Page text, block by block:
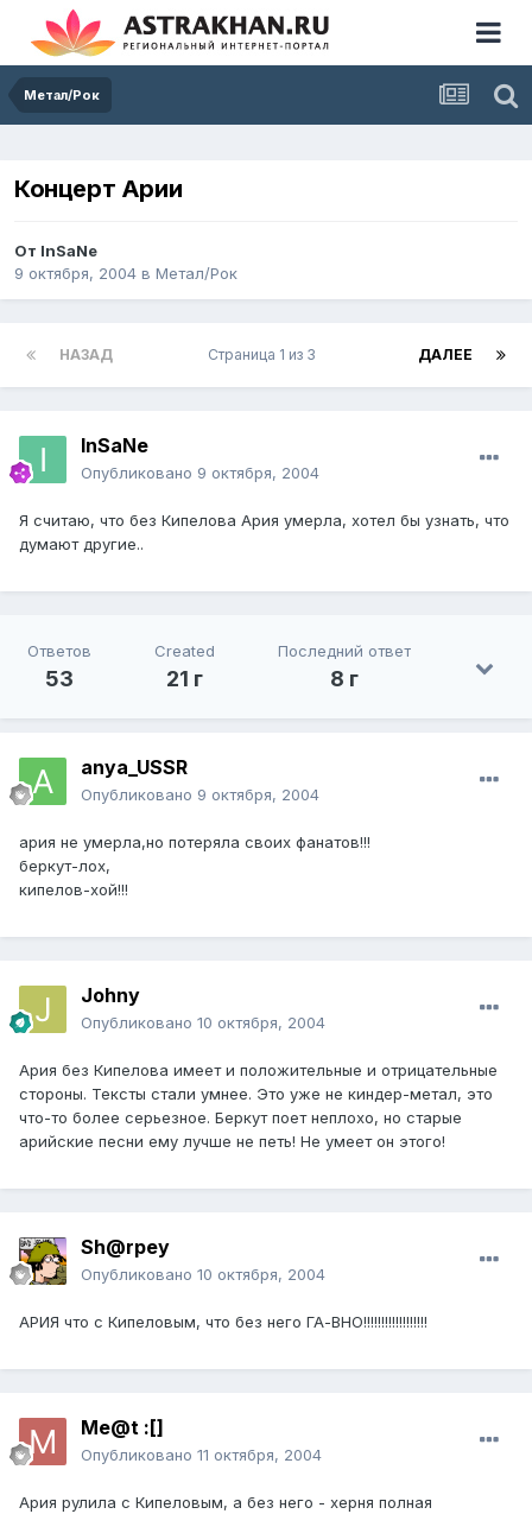
Метал/Рок
Концерт Арии
От InSaNe
9 октября, 2004 в Метал/Рок
НАЗАД ДАЛЕЕ
Страница 1 из 3
InSaNe
Опубликовано 9 октября, 2004
Я считаю, что без Кипелова Ария умерла, хотел бы узнать, что
думают другие..
Ответов
53
Created
21 г
Последний ответ
8 г
anya_USSR
Опубликовано 9 октября, 2004
ария не умерла,но потеряла своих фанатов!!!
беркут-лох,
кипелов-хой!!!
Johny
Опубликовано 10 октября, 2004
Ария без Кипелова имеет и положительные и отрицательные
стороны. Тексты стали умнее. Это уже не киндер-метал, это
что-то более серьезное. Беркут поет неплохо, но старые
арийские песни ему лучше не петь! Не умеет он этого!
Sh@rpey
Опубликовано 10 октября, 2004
АРИЯ что с Кипеловым, что без него ГА-ВНО!!!!!!!!!!!!!!!!!!
Me@t :[]
Опубликовано 11 октября, 2004
Ария рулила с Кипеловым, а без него - херня полная